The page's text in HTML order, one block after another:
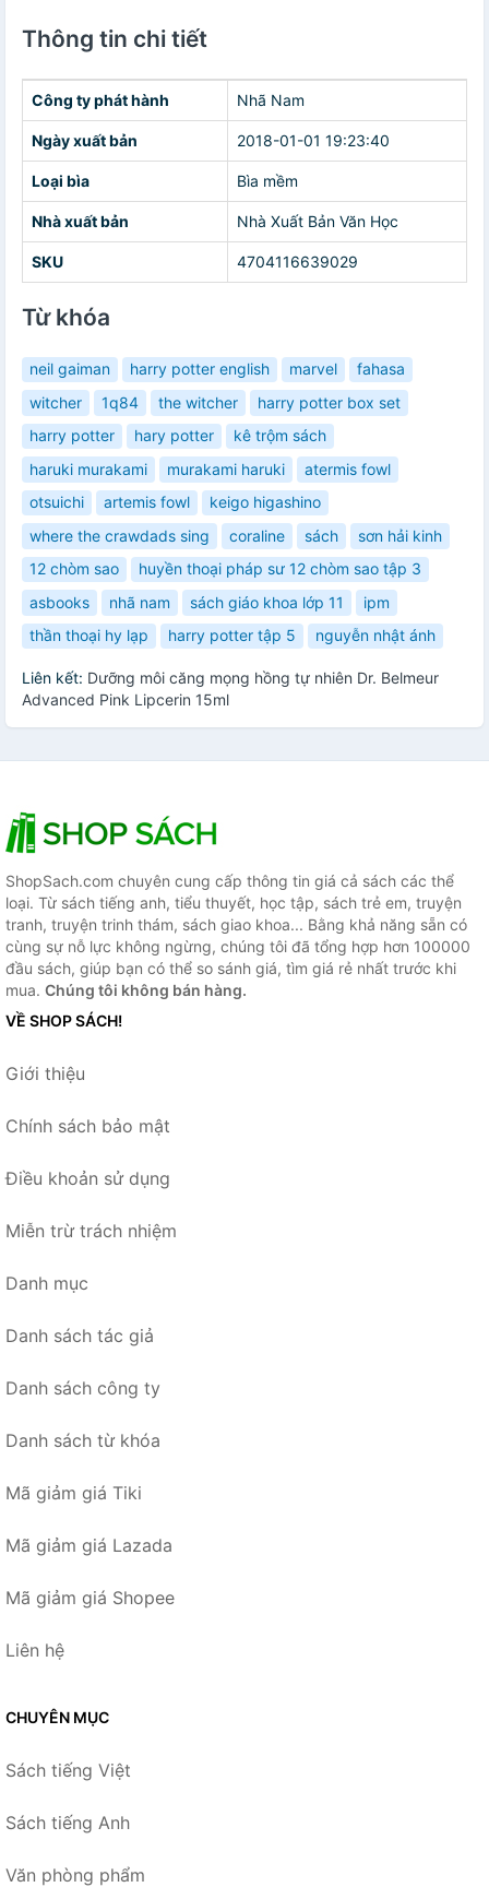
Thông tin chi tiết
Công ty phát hành Nhã Nam
Ngày xuất bản 2018-01-01 19:23:40
Loại bìa Bìa mềm
Nhà xuất bản Nhà Xuất Bản Văn Học
SKU 4704116639029
Từ khóa
neil gaiman harry potter english marvel
fahasa
witcher
1q84 the witcher
harry potter box set
harry potter
hary potter
kê trộm sách
haruki murakami
murakami haruki
atermis fowl
otsuichi
artemis fowl
keigo higashino
where the crawdads sing
coraline sách
sơn hải kinh
12 chòm sao
huyền thoại pháp sư 12 chòm sao tập 3
asbooks
nhã nam sách giáo khoa lớp 11
ipm
thần thoại hy lạp
harry potter tập 5 nguyễn nhật ánh
Liên kết: Dưỡng môi căng mọng hồng tự nhiên Dr. Belmeur
Advanced Pink Lipcerin 15ml
ShopSach.com chuyên cung cấp thông tin giá cả sách các thể
loại. Từ sách tiếng anh, tiểu thuyết, học tập, sách trẻ em, truyện
tranh, truyện trinh thám, sách giao khoa... Bằng khả năng sẵn có
cùng sự nỗ lực không ngừng, chúng tôi đã tổng hợp hơn 100000
đầu sách, giúp bạn có thể so sánh giá, tìm giá rẻ nhất trước khi
mua. Chúng tôi không bán hàng.
VỀ SHOP SÁCH!
Giới thiệu
Chính sách bảo mật
Điều khoản sử dụng
Miễn trừ trách nhiệm
Danh mục
Danh sách tác giả
Danh sách công ty
Danh sách từ khóa
Mã giảm giá Tiki
Mã giảm giá Lazada
Mã giảm giá Shopee
Liên hệ
CHUYÊN MỤC
Sách tiếng Việt
Sách tiếng Anh
Văn phòng phẩm